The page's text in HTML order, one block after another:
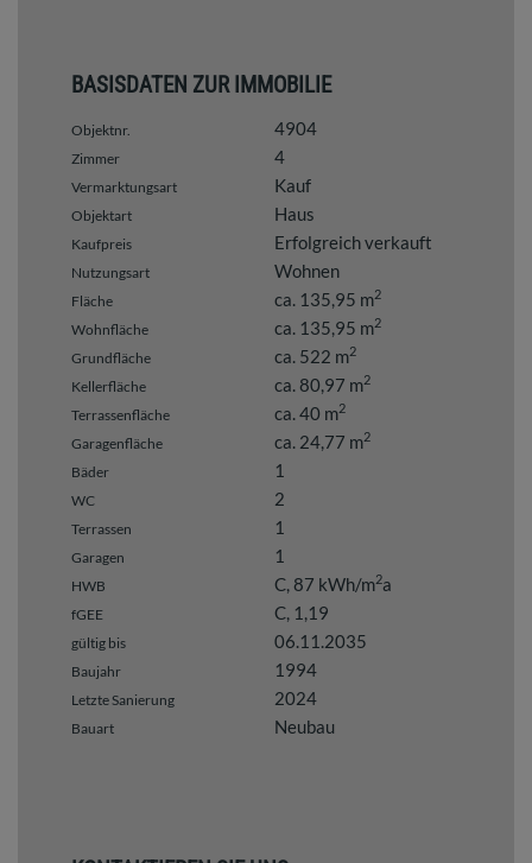
BASISDATEN ZUR IMMOBILIE
Objektnr. 4904
Zimmer 4
Vermarktungsart Kauf
Objektart Haus
Kaufpreis Erfolgreich verkauft
Nutzungsart Wohnen
Fläche ca. 135,95 m2
Wohnfläche ca. 135,95 m2
Grundfläche ca. 522 m2
Kellerfläche ca. 80,97 m2
Terrassenfläche ca. 40 m2
Garagenfläche ca. 24,77 m2
Bäder 1
WC 2
Terrassen 1
Garagen 1
HWB C, 87 kWh/m2a
fGEE C, 1,19
gültig bis 06.11.2035
Baujahr 1994
Letzte Sanierung 2024
Bauart Neubau